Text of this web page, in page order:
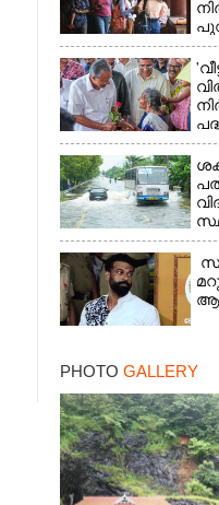
PHOTO GALLERY
×